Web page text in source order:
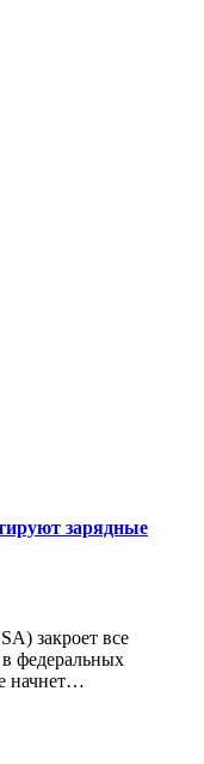
зарядные
федеральных
начнет…